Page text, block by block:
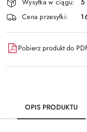
i
dostawa
Wysyłka w ciągu:
5
Cena przesyłki:
Pobierz produkt do
OPIS PRODUKTU